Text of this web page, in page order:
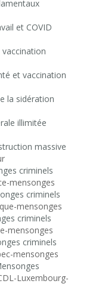
et COVID
et vaccination
la sidération
illimitée
massive
criminels
mensonges
criminels
mensonges
criminels
mensonges
criminels
mensonges
Luxembourg-